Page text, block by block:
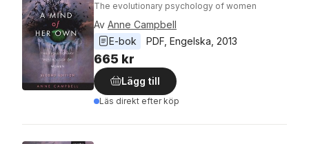
The evolutionary psychology of women
Av Anne Campbell
E-bok
PDF Engelska 2013
665 kr
Lägg till
Läs direkt efter köp